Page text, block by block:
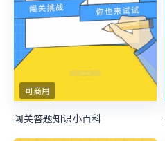
可商用
闯关答题知识小百科